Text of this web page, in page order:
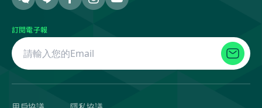
訂閱電子報